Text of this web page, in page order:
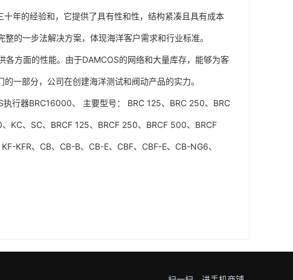
年的经验和，它提供了具有性和性，结构紧凑且具有成本
的一步法解决方案，体现海洋客户需求和行业标准。
方面的性能。由于DAMCOS的网络和大量库存，能够为客
一部分，公司在创建海洋测试和阀动产品的实力。
行器BRC16000、 主要型号： BRC 125、BRC 250、BRC
、SC、BRCF 125、BRCF 250、BRCF 500、BRCF
KFR、CB、CB-B、CB-E、CBF、CBF-E、CB-NG6、